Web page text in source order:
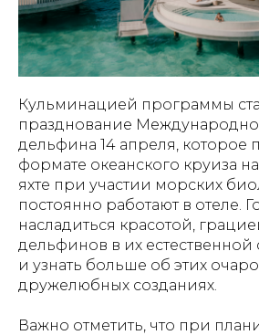
Кульминацией программы
празднование
дельфина 14 апреля, которое
формате океанского круиза
яхте при участии морских
постоянно работают в отеле.
насладиться красотой,
дельфинов в их естественной
и узнать больше об этих
дружелюбных созданиях.
Важно отметить, что при